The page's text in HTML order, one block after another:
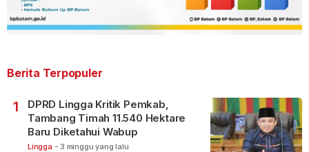
Berita Terpopuler
1
DPRD Lingga Kritik Pemkab,
Tambang Timah 11.540 Hektare
Baru Diketahui Wabup
Lingga - 3 minggu yang lalu